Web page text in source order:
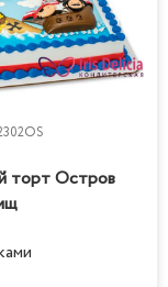
торт Остров